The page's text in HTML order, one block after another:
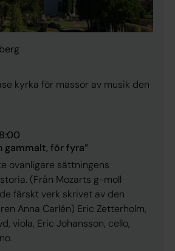
kyrka för massor av musik den
gammalt, för fyra”
ovanligare sättningens
(Från Mozarts g-moll
färskt verk skrivet av den
Anna Carlén) Eric Zetterholm,
viola, Eric Johansson, cello,